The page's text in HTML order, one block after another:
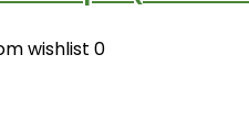
wishlist 0